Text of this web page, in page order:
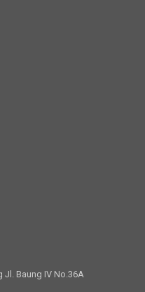
Jl. Baung IV No.36A